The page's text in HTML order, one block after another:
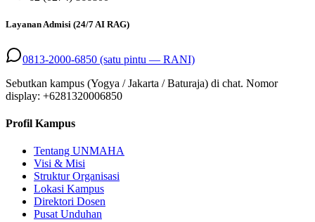
Layanan Admisi (24/7 AI RAG)
0813-2000-6850 (satu pintu — RANI)
Sebutkan kampus (Yogya / Jakarta / Baturaja) di chat. Nomor
display: +6281320006850
Profil Kampus
Tentang UNMAHA
Visi & Misi
Struktur Organisasi
Lokasi Kampus
Direktori Dosen
Pusat Unduhan